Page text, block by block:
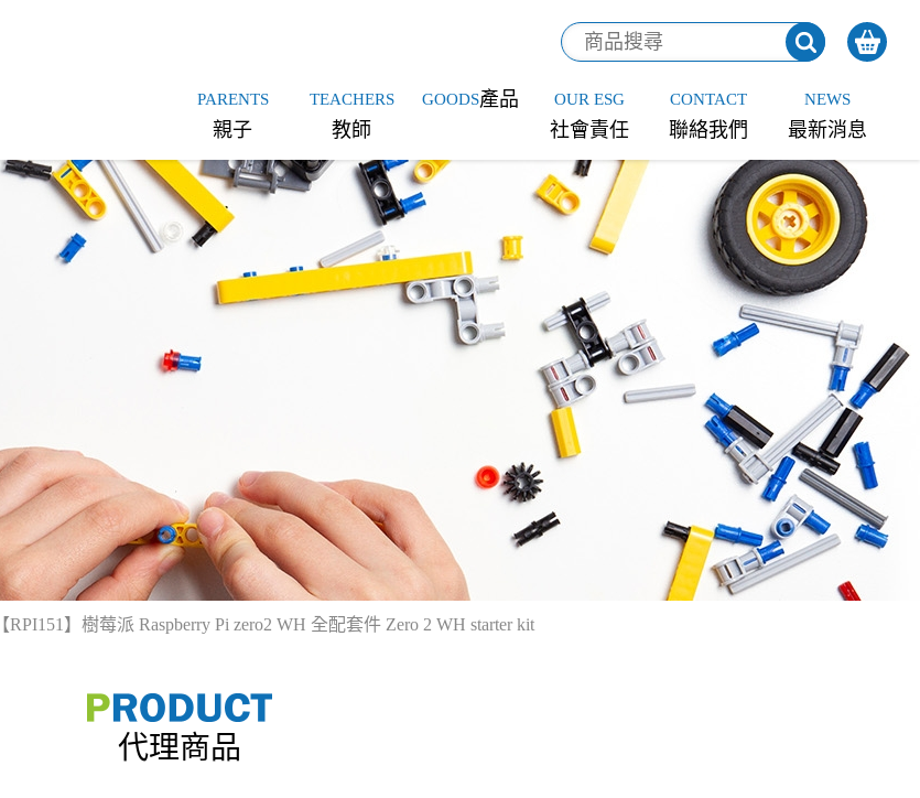
PARENTS
親子
TEACHERS
教師
GOODS產品 OUR ESG
社會責任
CONTACT
聯絡我們
NEWS
最新消息
【RPI151】樹莓派 Raspberry Pi zero2 WH 全配套件 Zero 2 WH starter kit
代理商品